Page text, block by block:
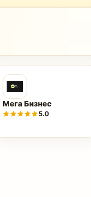
Мега Бизнес
5.0